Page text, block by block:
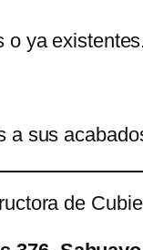
ya
a sus
de